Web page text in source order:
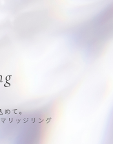
めて。
リッジリング